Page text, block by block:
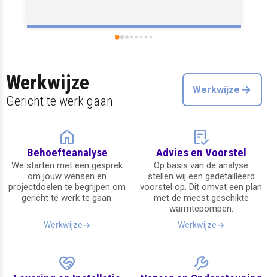
Werkwijze
Gericht te werk gaan
Werkwijze
Behoefteanalyse
We starten met een gesprek
om jouw wensen en
projectdoelen te begrijpen om
gericht te werk te gaan.
Werkwijze
Advies en Voorstel
Op basis van de analyse
stellen wij een gedetailleerd
voorstel op. Dit omvat een plan
met de meest geschikte
warmtepompen.
Werkwijze